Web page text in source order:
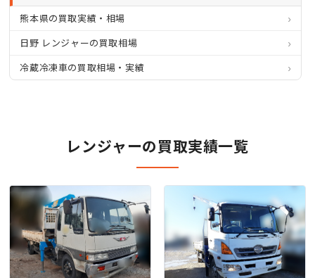
熊本県の買取実績・相場
日野 レンジャーの買取相場
冷蔵冷凍車の買取相場・実績
レンジャーの買取実績一覧